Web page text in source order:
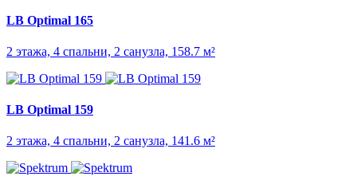
LB Optimal 165
2 этажа, 4 спальни, 2 санузла, 158.7 м²
LB Optimal 159
2 этажа, 4 спальни, 2 санузла, 141.6 м²